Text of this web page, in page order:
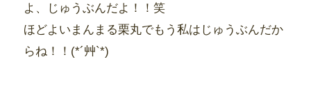
よ、じゅうぶんだよ！！笑
ほどよいまんまる栗丸でもう私はじゅうぶんだか
らね！！(*´艸`*)